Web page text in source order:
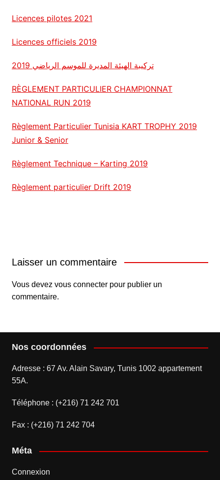
Licences pilotes 2021
Licences officiels 2019
تركيبة الهيئة المديرة للموسم الرياضي 2019
RÈGLEMENT PARTICULIER CHAMPIONNAT
NATIONAL RUN 2019
Règlement Particulier Tunisia KART TROPHY 2019
Junior & Senior
Règlement Technique – Karting 2019
Règlement particulier Drift 2019
Laisser un commentaire
Vous devez vous connecterpour publier un
commentaire.
Nos coordonnées
Adresse : 67 Av. Alain Savary, Tunis 1002 appartement
55A.
Téléphone : (+216) 71 242 701
Fax : (+216) 71 242 704
Méta
Connexion